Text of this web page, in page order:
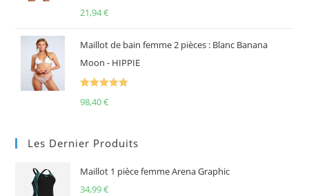
21,94€
Maillot de bain femme 2 pièces : Blanc Banana
Moon - HIPPIE
98,40€
Les Dernier Produits
Maillot 1 pièce femme Arena Graphic
34,99€